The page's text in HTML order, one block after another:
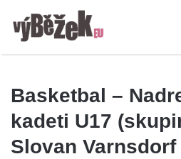
Basketbal –
kadeti U17
Slovan